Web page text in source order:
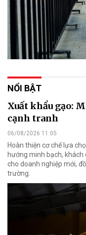
NỔI BẬT
Xuất khẩu gạo:
cạnh tranh
06/08/2026 11:05
Hoàn thiện cơ chế lựa
hướng minh bạch,
cho doanh nghiệp mới,
trường.